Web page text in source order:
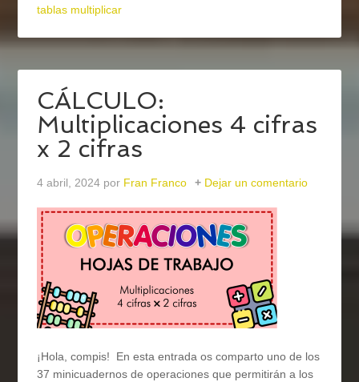
tablas multiplicar
CÁLCULO:
Multiplicaciones 4 cifras
x 2 cifras
4 abril, 2024 por Fran Franco Dejar un comentario
¡Hola, compis! En esta entrada os comparto uno de los
37 minicuadernos de operaciones que permitirán a los